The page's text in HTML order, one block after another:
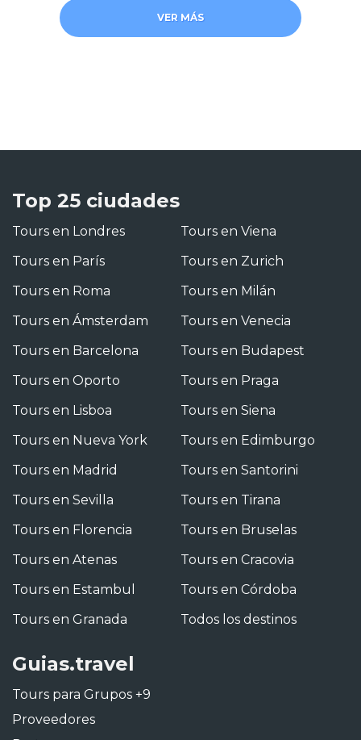
VER MÁS
Top 25 ciudades
Tours en Londres
Tours en París
Tours en Roma
Tours en Ámsterdam
Tours en Barcelona
Tours en Oporto
Tours en Lisboa
Tours en Nueva York
Tours en Madrid
Tours en Sevilla
Tours en Florencia
Tours en Atenas
Tours en Estambul
Tours en Granada
Tours en Viena
Tours en Zurich
Tours en Milán
Tours en Venecia
Tours en Budapest
Tours en Praga
Tours en Siena
Tours en Edimburgo
Tours en Santorini
Tours en Tirana
Tours en Bruselas
Tours en Cracovia
Tours en Córdoba
Todos los destinos
Guias.travel
Tours para Grupos +9
Proveedores